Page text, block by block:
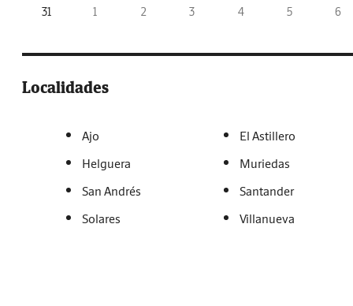
31 1 2 3 4 5 6
Localidades
Ajo
El Astillero
Helguera
Muriedas
San Andrés
Santander
Solares
Villanueva